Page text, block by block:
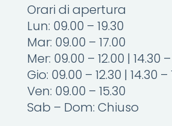
Orari di apertura
Lun: 09.00 – 19.30
Mar: 09.00 – 17.00
Mer: 09.00 – 12.00 | 14.30
Gio: 09.00 – 12.30 | 14.30 –
Ven: 09.00 – 15.30
Sab – Dom: Chiuso